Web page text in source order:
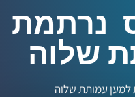
נרתמת
שלוה
עמותת שלוה